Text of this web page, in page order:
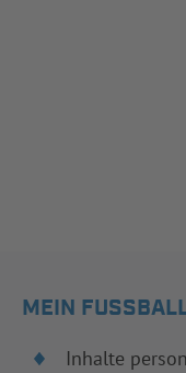
MEIN
Inhalte